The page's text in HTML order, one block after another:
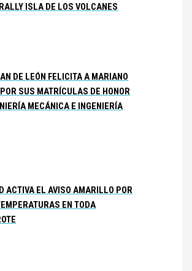
ISLA DE LOS VOLCANES
DE LEÓN FELICITA A MARIANO
SUS MATRÍCULAS DE HONOR
MECÁNICA E INGENIERÍA
ACTIVA EL AVISO AMARILLO POR
EN TODA